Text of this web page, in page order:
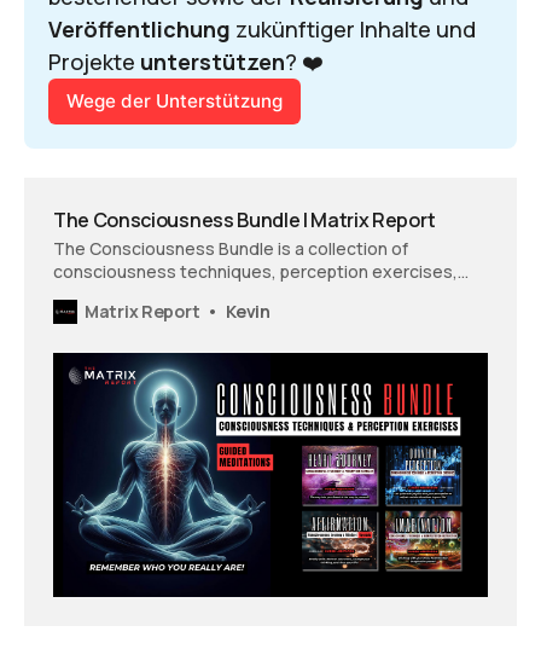
Veröffentlichung zukünftiger Inhalte und
Projekte unterstützen? ❤️
Wege der Unterstützung
The Consciousness Bundle | Matrix Report
The Consciousness Bundle is a collection of
consciousness techniques, perception exercises,
and guided meditations.
Matrix Report Kevin